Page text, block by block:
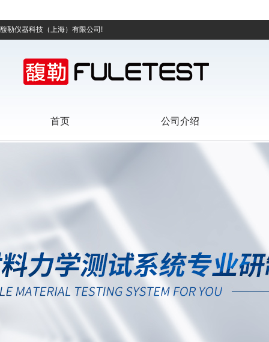
馥勒仪器科技（上海）有限公司!
首页 公司介绍